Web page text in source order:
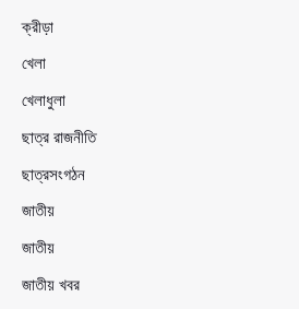
ক্রীড়া
খেলা
খেলাধুলা
ছাত্র রাজনীতি
ছাত্রসংগঠন
জাতীয়
জাতীয়
জাতীয় খবর